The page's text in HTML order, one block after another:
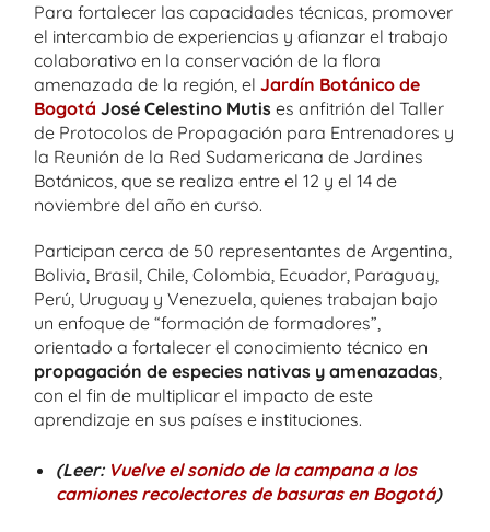
Para fortalecer las capacidades técnicas, promover
el intercambio de experiencias y afianzar el trabajo
colaborativo en la conservación de la flora
amenazada de la región, el Jardín Botánico de
Bogotá José Celestino Mutis es anfitrión del Taller
de Protocolos de Propagación para Entrenadores y
la Reunión de la Red Sudamericana de Jardines
Botánicos, que se realiza entre el 12 y el 14 de
noviembre del año en curso.
Participan cerca de 50 representantes de Argentina,
Bolivia, Brasil, Chile, Colombia, Ecuador, Paraguay,
Perú, Uruguay y Venezuela, quienes trabajan bajo
un enfoque de “formación de formadores”,
orientado a fortalecer el conocimiento técnico en
propagación de especies nativas y amenazadas,
con el fin de multiplicar el impacto de este
aprendizaje en sus países e instituciones.
(Leer: Vuelve el sonido de la campana a los
camiones recolectores de basuras en Bogotá)